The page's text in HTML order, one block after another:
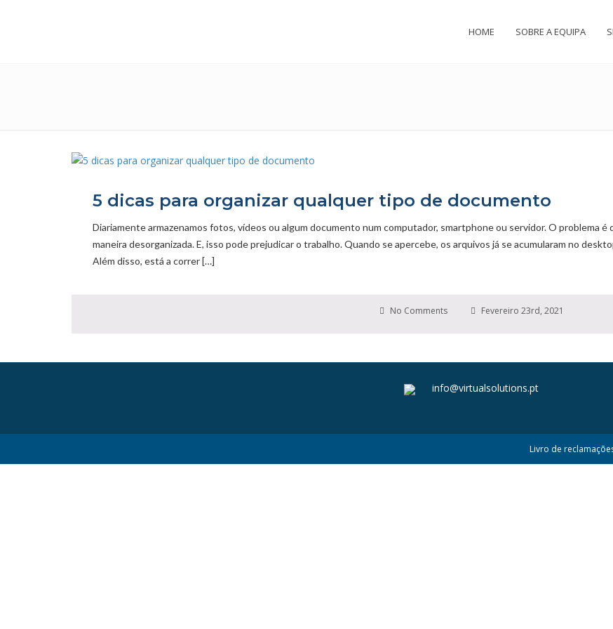
HOME SOBRE A EQUIPA
5 dicas para organizar qualquer tipo de documento
Diariamente armazenamos fotos, vídeos ou algum documento num computador, smartphone ou servidor. O problema
maneira desorganizada. E, isso pode prejudicar o trabalho. Quando se apercebe, os arquivos já se acumularam no
Além disso, está a correr […]
No Comments Fevereiro 23rd, 2021
info@virtualsolutions.pt
Livro de